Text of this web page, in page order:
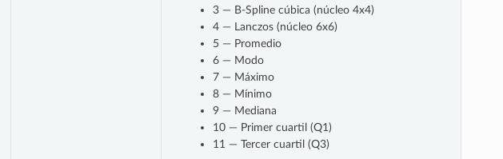
3 — B-Spline cúbica (núcleo 4x4)
4 — Lanczos (núcleo 6x6)
5 — Promedio
6 — Modo
7 — Máximo
8 — Mínimo
9 — Mediana
10 — Primer cuartil (Q1)
11 — Tercer cuartil (Q3)